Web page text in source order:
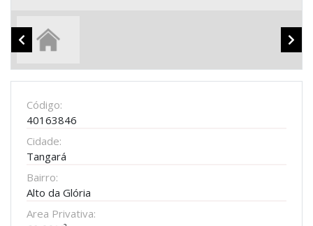
Código:
40163846
Cidade:
Tangará
Bairro:
Alto da Glória
Area Privativa: